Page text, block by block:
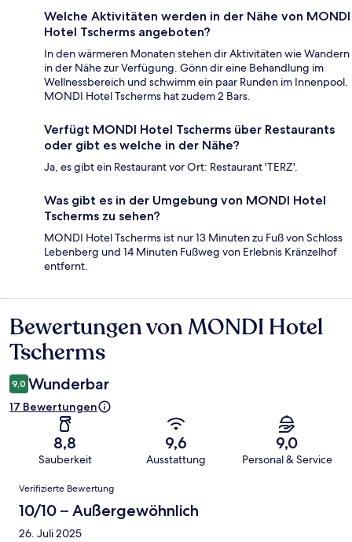
Welche Aktivitäten werden in der Nähe von MONDI
Hotel Tscherms angeboten?
In den wärmeren Monaten stehen dir Aktivitäten wie Wandern
in der Nähe zur Verfügung. Gönn dir eine Behandlung im
Wellnessbereich und schwimm ein paar Runden im Innenpool.
MONDI Hotel Tscherms hat zudem 2 Bars.
Verfügt MONDI Hotel Tscherms über Restaurants
oder gibt es welche in der Nähe?
Ja, es gibt ein Restaurant vor Ort: Restaurant 'TERZ'.
Was gibt es in der Umgebung von MONDI Hotel
Tscherms zu sehen?
MONDI Hotel Tscherms ist nur 13 Minuten zu Fuß von Schloss
Lebenberg und 14 Minuten Fußweg von Erlebnis Kränzelhof
entfernt.
Bewertungen
Bewertungen von MONDI Hotel
Tscherms
9,0 Wunderbar
17 Bewertungen
8,8
Sauberkeit
9,6
Ausstattung
9,0
Personal & Service
Bewertungen
Verifizierte Bewertung
10/10 – Außergewöhnlich
26. Juli 2025